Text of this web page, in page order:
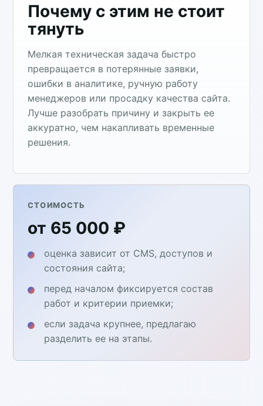
Почему с этим не стоит
тянуть
Мелкая техническая задача быстро
превращается в потерянные заявки,
ошибки в аналитике, ручную работу
менеджеров или просадку качества сайта.
Лучше разобрать причину и закрыть ее
аккуратно, чем накапливать временные
решения.
СТОИМОСТЬ
от 65 000 ₽
оценка зависит от CMS, доступов и
состояния сайта;
перед началом фиксируется состав
работ и критерии приемки;
если задача крупнее, предлагаю
разделить ее на этапы.